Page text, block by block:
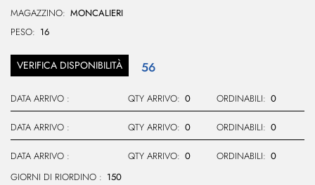
MAGAZZINO: MONCALIERI
PESO: 16
VERIFICA DISPONIBILITÀ 56
DATA ARRIVO : QTY ARRIVO: 0 ORDINABILI: 0
DATA ARRIVO : QTY ARRIVO: 0 ORDINABILI: 0
DATA ARRIVO : QTY ARRIVO: 0 ORDINABILI: 0
GIORNI DI RIORDINO : 150